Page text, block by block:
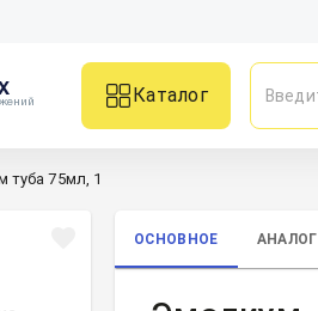
Каталог
туба 75мл, 1
ОСНОВНОЕ